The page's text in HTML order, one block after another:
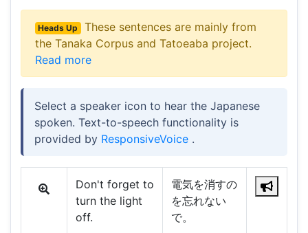
Heads Up
These sentences are mainly from
the Tanaka Corpus and Tatoeaba project.
Read more
Select a speaker icon to hear the Japanese
spoken. Text-to-speech functionality is
provided by ResponsiveVoice .
Don't forget to
turn the light
off.
電気を消すの
を忘れない
で。